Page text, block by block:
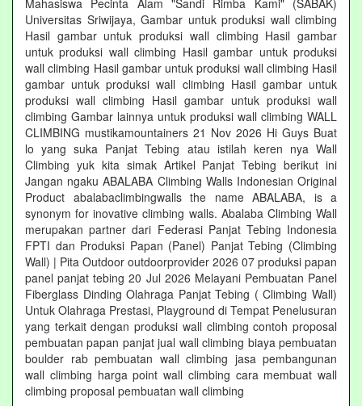
Mahasiswa Pecinta Alam "Sandi Rimba Kami" (SABAK)
Universitas Sriwijaya, Gambar untuk produksi wall climbing
Hasil gambar untuk produksi wall climbing Hasil gambar
untuk produksi wall climbing Hasil gambar untuk produksi
wall climbing Hasil gambar untuk produksi wall climbing Hasil
gambar untuk produksi wall climbing Hasil gambar untuk
produksi wall climbing Hasil gambar untuk produksi wall
climbing Gambar lainnya untuk produksi wall climbing WALL
CLIMBING mustikamountainers 21 Nov 2026 Hi Guys Buat
lo yang suka Panjat Tebing atau istilah keren nya Wall
Climbing yuk kita simak Artikel Panjat Tebing berikut ini
Jangan ngaku ABALABA Climbing Walls Indonesian Original
Product abalabaclimbingwalls the name ABALABA, is a
synonym for inovative climbing walls. Abalaba Climbing Wall
merupakan partner dari Federasi Panjat Tebing Indonesia
FPTI dan Produksi Papan (Panel) Panjat Tebing (Climbing
Wall) | Pita Outdoor outdoorprovider 2026 07 produksi papan
panel panjat tebing 20 Jul 2026 Melayani Pembuatan Panel
Fiberglass Dinding Olahraga Panjat Tebing ( Climbing Wall)
Untuk Olahraga Prestasi, Playground di Tempat Penelusuran
yang terkait dengan produksi wall climbing contoh proposal
pembuatan papan panjat jual wall climbing biaya pembuatan
boulder rab pembuatan wall climbing jasa pembangunan
wall climbing harga point wall climbing cara membuat wall
climbing proposal pembuatan wall climbing